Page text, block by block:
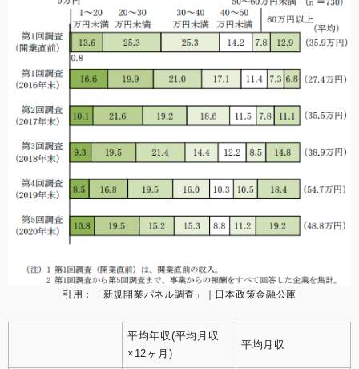
引用： 「新規開業パネル調査」｜日本政策金融公庫
平均年収(平均月収
×12ヶ月)
平均月収